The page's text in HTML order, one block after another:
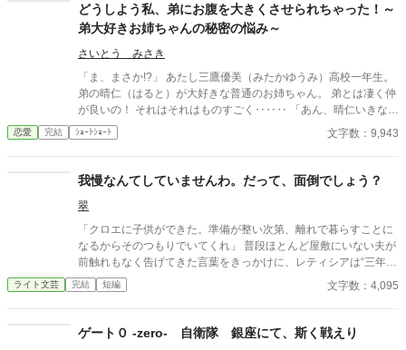
どうしよう私、弟にお腹を大きくさせられちゃった！～
弟大好きお姉ちゃんの秘密の悩み～
さいとう みさき
「ま、まさか!?」 あたし三鷹優美（みたかゆうみ）高校一年生。
弟の晴仁（はると）が大好きな普通のお姉ちゃん。 弟とは凄く仲
が良いの！ それはそれはものすごく‥‥‥ 「あん、晴仁いきなり
そんなのお口に入らないよぉ～♡」 そんな関係のあたしたち。 で
もある日トイレであたしはアレが来そうなのになかなか来ないの
お腹が出て来てる!?」 お姉ちゃんの秘密の悩みです。
恋愛 完結 ｼｮｰﾄｼｮｰﾄ 文字数：9,943
我慢なんてしていませんわ。だって、面倒でしょう？
翠
「クロエに子供ができた。準備が整い次第、離れで暮らすことに
なるからそのつもりでいてくれ」 普段ほとんど屋敷にいない夫が
前触れもなく告げてきた言葉をきっかけに、レティシアは“三年
間”の契約を終わらせることにした。 赤の他人を屋敷に迎えるこ
とはしない。 不要なものに感情を砕く理由などない。 「だって、
切り捨ててしまいましょう。
ライト文芸 完結 短編 文字数：4,095
ゲート０ -zero- 自衛隊 銀座にて、斯く戦えり